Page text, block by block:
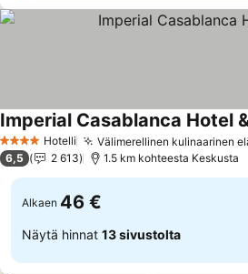
4 Tähtiluokitus
Hotelli Välimerellinen kulinaarinen
Imperial Casablanca Hotel
6,5 2 613 1.5 km kohteesta Keskusta
Alkaen 46 €
Näytä hinnat 13 sivustolta